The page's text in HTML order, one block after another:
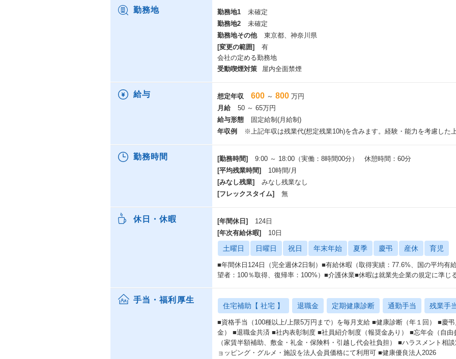
勤務地 勤務地1
未確定
勤務地2
未確定
勤務地その他
東京都、神奈川県
[変更の範囲]
有
会社の定める勤務地
受動喫煙対策
屋内全面禁煙
給与 想定年収 600 ～ 800 万円
月給
50 ～ 65万円
給与形態
固定給制(月給制)
年収例
※上記年収は残業代(想定残業10h)を含みます。経験・能力を考慮した
勤務時間 [勤務時間]
9:00 ～ 18:00（実働：8時間00分） 休憩時間：60分
[平均残業時間]
10時間/月
[みなし残業]
みなし残業なし
[フレックスタイム]
無
休日・休暇 [年間休日]
124日
[年次有給休暇]
10日
土曜日 日曜日 祝日 年末年始 夏季 慶弔 産休 育児
■年間休⽇124⽇（完全週休2⽇制）■有給休暇（取得実績：77.6%、国の平均有
望者：100％取得、復帰率：100%）■介護休業■休暇は就業先企業の規定に準じ
手当・福利厚生
住宅補助【 社宅 】 退職金 定期健康診断 通勤手当 残業手
■資格手当（100種以上/上限5万円まで）を毎月支給 ■健康診断（年１回） ■慶
⾦） ■退職金共済 ■社内表彰制度 ■社員紹介制度（報奨金あり） ■忘年会（自
（家賃半額補助、敷金・礼金・保険料・引越し代会社負担） ■ハラスメント相
ョッピング・グルメ・施設を法人会員価格にて利用可 ■健康優良法人2026